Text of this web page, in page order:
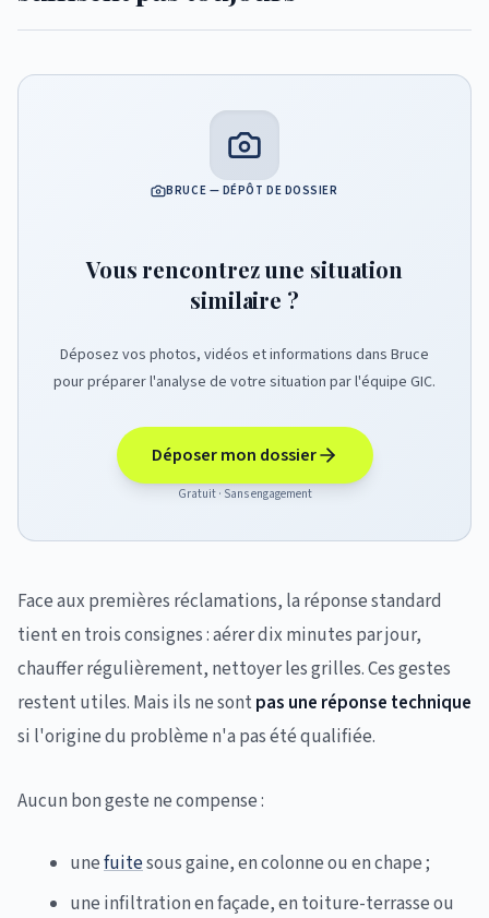
BRUCE — DÉPÔT DE DOSSIER
Vous rencontrez une situation
similaire ?
Déposez vos photos, vidéos et informations dans Bruce
pour préparer l'analyse de votre situation par l'équipe GIC.
Déposer mon dossier
Gratuit · Sans engagement
Face aux premières réclamations, la réponse standard
tient en trois consignes : aérer dix minutes par jour,
chauffer régulièrement, nettoyer les grilles. Ces gestes
restent utiles. Mais ils ne sontpas une réponse technique
si l'origine du problème n'a pas été qualifiée.
Aucun bon geste ne compense :
unefuitesous gaine, en colonne ou en chape ;
une infiltration en façade, en toiture-terrasse ou